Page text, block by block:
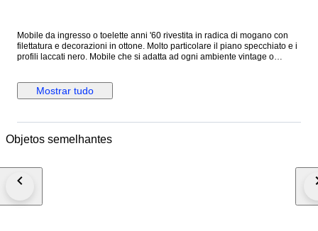
Mobile da ingresso o toelette anni '60 rivestita in radica di mogano con
filettatura e decorazioni in ottone. Molto particolare il piano specchiato e i
profili laccati nero. Mobile che si adatta ad ogni ambiente vintage o
Seguimi su Instagram: salottoviennese Spedizione tramite corriere
PROFESSIONALE. Il corriere consegna dal Lunedì al Venerdì a LATO
non verrà imballato, se l'acquirente manda un suo corriere verrà usato
richiesto il codice fiscale per l'emissione di regolare ricevuta fiscale, o i
Mostrar tudo
Objetos semelhantes